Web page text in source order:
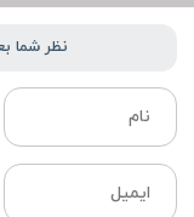
نظر شما